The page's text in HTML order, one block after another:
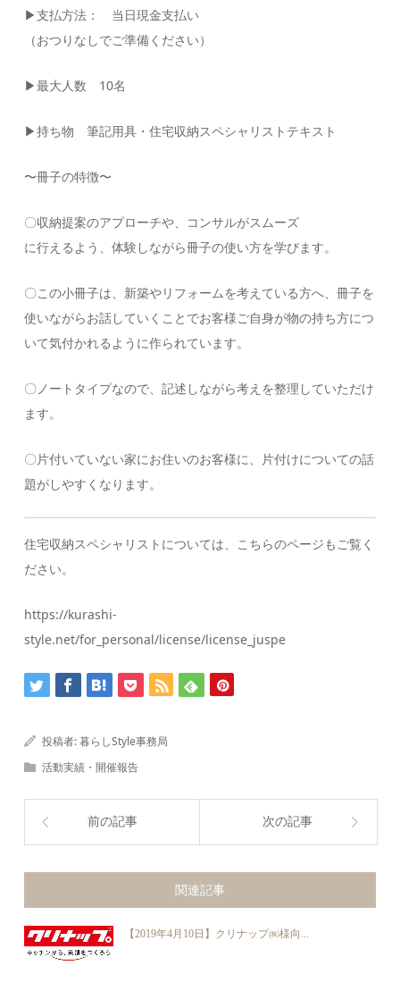
▶︎支払方法： 当日現金支払い
（おつりなしでご準備ください）
▶︎最大人数 10名
▶︎持ち物 筆記用具・住宅収納スペシャリストテキスト
〜冊子の特徴〜
〇収納提案のアプローチや、コンサルがスムーズ
に行えるよう、体験しながら冊子の使い方を学びます。
〇この小冊子は、新築やリフォームを考えている方へ、冊子を
使いながらお話していくことでお客様ご自身が物の持ち方につ
いて気付かれるように作られています。
〇ノートタイプなので、記述しながら考えを整理していただけ
ます。
〇片付いていない家にお住いのお客様に、片付けについての話
題がしやすくなります。
住宅収納スペシャリストについては、こちらのページもご覧く
ださい。
https://kurashi-
style.net/for_personal/license/license_juspe
投稿者:暮らしStyle事務局
活動実績・開催報告
前の記事 次の記事
関連記事
【2019年4月10日】クリナップ㈱様向...